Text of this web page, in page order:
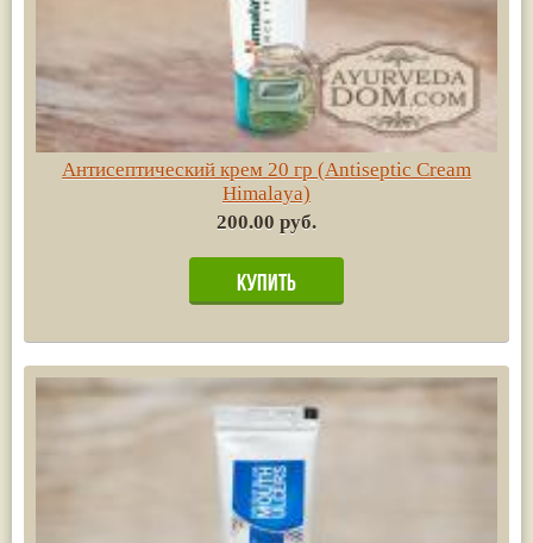
Антисептический крем 20 гр (Antiseptic Cream
Himalaya)
200.00 руб.